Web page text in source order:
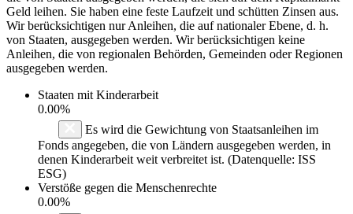
Geld leihen. Sie haben eine feste Laufzeit und schütten Zinsen aus.
Wir berücksichtigen nur Anleihen, die auf nationaler Ebene, d. h.
von Staaten, ausgegeben werden. Wir berücksichtigen keine
Anleihen, die von regionalen Behörden, Gemeinden oder Regionen
ausgegeben werden.
Staaten mit Kinderarbeit
0.00%
Es wird die Gewichtung von Staatsanleihen im
Fonds angegeben, die von Ländern ausgegeben werden, in
denen Kinderarbeit weit verbreitet ist. (Datenquelle: ISS
ESG)
Verstöße gegen die Menschenrechte
0.00%